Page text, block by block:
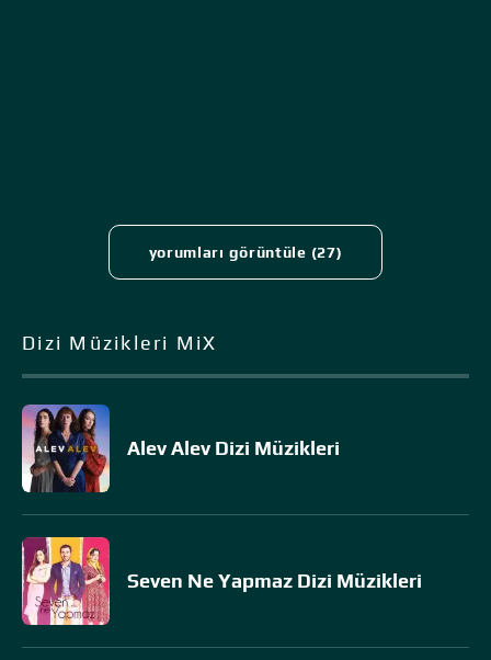
yorumları görüntüle (27)
Dizi Müzikleri MiX
Alev Alev Dizi Müzikleri
Seven Ne Yapmaz Dizi Müzikleri